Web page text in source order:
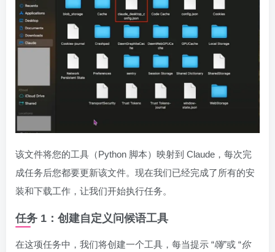
该文件将您的工具（Python 脚本）映射到 Claude，每次完
成任务后您都要更新该文件。现在我们已经完成了所有的安
装和下载工作，让我们开始执行任务。
任务 1：创建自定义问候语工具
在这项任务中，我们将创建一个工具，每当提示 “嗨”或 “你